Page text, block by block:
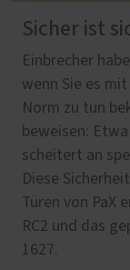
Sicher ist
Einbrecher
wenn Sie es
Norm zu tun
beweisen:
scheitert an
Diese
Türen von PaX
RC2 und das
1627.